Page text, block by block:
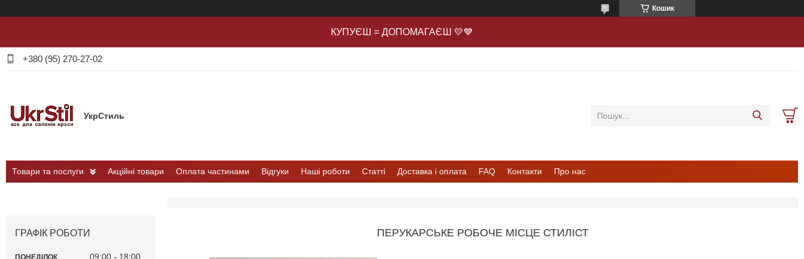
Кошик
КУПУЄШ = ДОПОМАГАЄШ 💛💙
+380 (95) 270-27-02
УкрСтиль
Товари та послуги Акційні товари Оплата частинами Відгуки Наші роботи Статті Доставка і оплата FAQ Контакти Про нас
ПЕРУКАРСЬКЕ РОБОЧЕ МІСЦЕ СТИЛІСТ
ГРАФІК РОБОТИ
ПОНЕДІЛОК 09:00 18:00